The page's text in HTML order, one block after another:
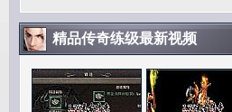
精品传奇练级最新视频